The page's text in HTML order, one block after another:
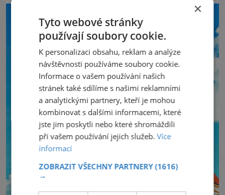
×
Tyto webové stránky
používají soubory cookie.
K personalizaci obsahu, reklam a analýze
návštěvnosti používáme soubory cookie.
Informace o vašem používání našich
stránek také sdílíme s našimi reklamními
a analytickými partnery, kteří je mohou
kombinovat s dalšími informacemi, které
jste jim poskytli nebo které shromáždili
při vašem používání jejich služeb.Více
informací
ZOBRAZIT VŠECHNY PARTNERY(1616)
→